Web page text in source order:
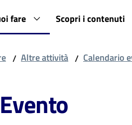
fare Scopri i contenuti
/ Altre attività / Calendario